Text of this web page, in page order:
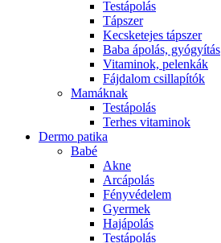
Testápolás
Tápszer
Kecsketejes tápszer
Baba ápolás, gyógyítás
Vitaminok, pelenkák
Fájdalom csillapítók
Mamáknak
Testápolás
Terhes vitaminok
Dermo patika
Babé
Akne
Arcápolás
Fényvédelem
Gyermek
Hajápolás
Testápolás